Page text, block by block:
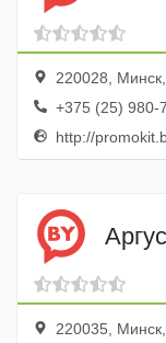
220028,
+375 (25) 980-
http://
220035,